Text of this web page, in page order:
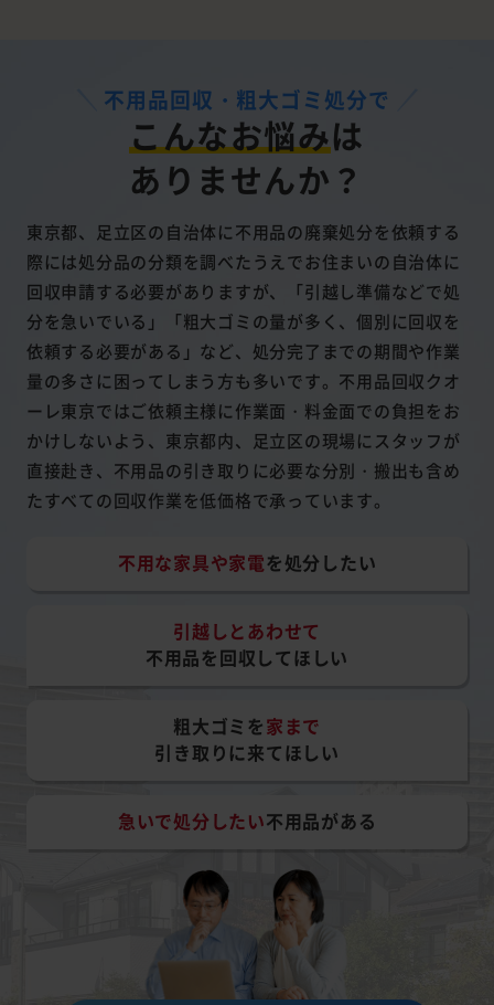
不用品回収・粗大ゴミ処分で
こんなお悩みは
ありませんか？
東京都、足立区の自治体に不用品の廃棄処分を依頼する
際には処分品の分類を調べたうえでお住まいの自治体に
回収申請する必要がありますが、「引越し準備などで処
分を急いでいる」「粗大ゴミの量が多く、個別に回収を
依頼する必要がある」など、処分完了までの期間や作業
量の多さに困ってしまう方も多いです。不用品回収クオ
ーレ東京ではご依頼主様に作業面・料金面での負担をお
かけしないよう、東京都内、足立区の現場にスタッフが
直接赴き、不用品の引き取りに必要な分別・搬出も含め
たすべての回収作業を低価格で承っています。
不用な家具や家電を処分したい
引越しとあわせて
不用品を回収してほしい
粗大ゴミを家まで
引き取りに来てほしい
急いで処分したい不用品がある